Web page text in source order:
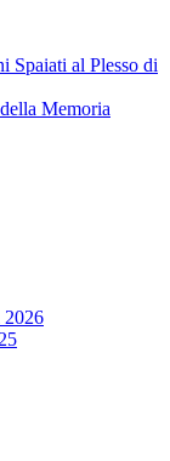
Spaiati al Plesso di
Memoria
2026